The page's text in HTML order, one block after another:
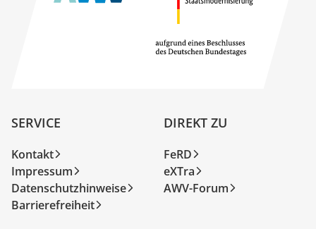
SERVICE
Kontakt
Impressum
Datenschutzhinweise
Barrierefreiheit
DIREKT ZU
FeRD
eXTra
AWV-Forum